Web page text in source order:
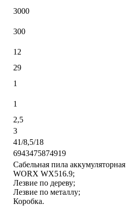
3000
300
12
29
1
1
2,5
3
41/8,5/18
6943475874919
Сабельная пила аккумуляторная
WORX WX516.9;
Лезвие по дереву;
Лезвие по металлу;
Коробка.